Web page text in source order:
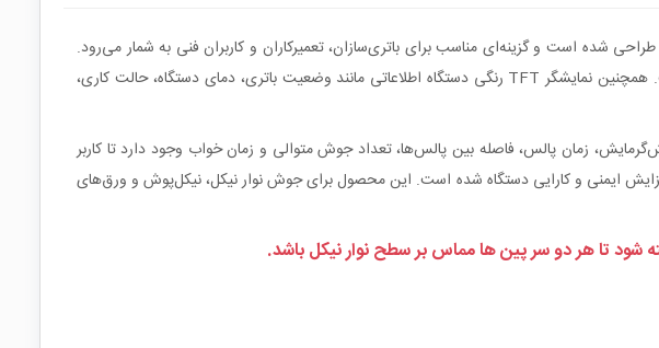
شده است و گزینه‌ای مناسب برای باتری‌سازان، تعمیرکاران و کاربران فنی به شمار می‌رود.
بدنه دستگاه از آلیاژ آلومینیوم ساخته شده و به دلیل طراحی دستی و ابعاد جمع‌وجور، استفاده از آن آسان و قابل‌حمل است. همچنین نمایشگر TFT رنگی دستگاه اطلاعاتی مانند وضعیت باتری، دمای دستگاه، حالت کاری،
زمان پالس، فاصله بین پالس‌ها، تعداد جوش متوالی و زمان خواب وجود دارد تا کاربر
افزایش ایمنی و کارایی دستگاه شده است. این محصول برای جوش نوار نیکل، نیکل‌پوش و ورق‌های